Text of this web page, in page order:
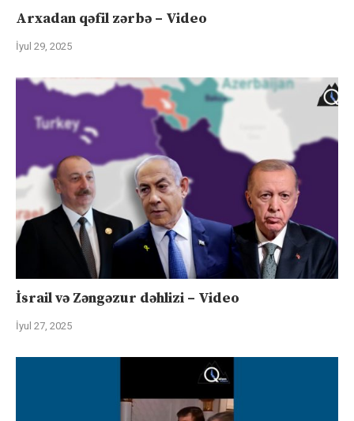
Arxadan qəfil zərbə – Video
İyul 29, 2025
İsrail və Zəngəzur dəhlizi – Video
İyul 27, 2025